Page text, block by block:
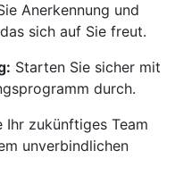
Anerkennung und
sich auf Sie freut.
Starten Sie sicher mit
durch.
Ihr zukünftiges Team
unverbindlichen